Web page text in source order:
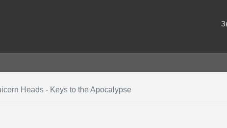
Heads - Keys to the Apocalypse